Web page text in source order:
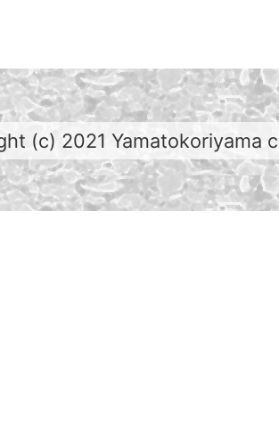
(c) 2021 Yamatokoriyama